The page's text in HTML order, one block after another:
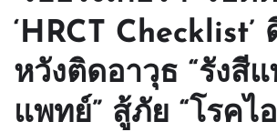
‘HRCT Checklist’
หวังติดอาวุธ “รังสี
แพทย์” สู้ภัย “โรคไ